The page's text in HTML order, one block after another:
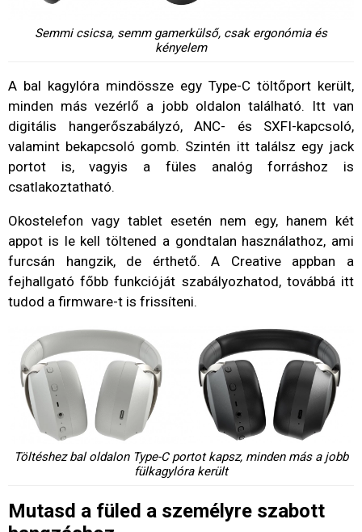
Semmi csicsa, semm gamerkülső, csak ergonómia és
kényelem
A bal kagylóra mindössze egy Type-C töltőport került,
minden más vezérlő a jobb oldalon található. Itt van
digitális hangerőszabályzó, ANC- és SXFI-kapcsoló,
valamint bekapcsoló gomb. Szintén itt találsz egy jack
portot is, vagyis a füles analóg forráshoz is
csatlakoztatható.
Okostelefon vagy tablet esetén nem egy, hanem két
appot is le kell töltened a gondtalan használathoz, ami
furcsán hangzik, de érthető. A Creative appban a
fejhallgató főbb funkcióját szabályozhatod, továbbá itt
tudod a firmware-t is frissíteni.
Töltéshez bal oldalon Type-C portot kapsz, minden más a jobb
fülkagylóra került
Mutasd a füled a személyre szabott